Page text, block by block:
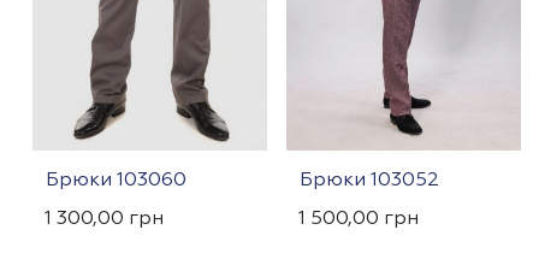
Брюки 103060
1 300,00 грн
Брюки 103052
1 500,00 грн